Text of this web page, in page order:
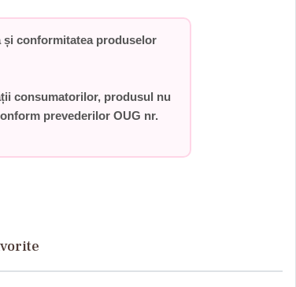
și conformitatea produselor
consumatorilor, produsul nu
prevederilor OUG nr.